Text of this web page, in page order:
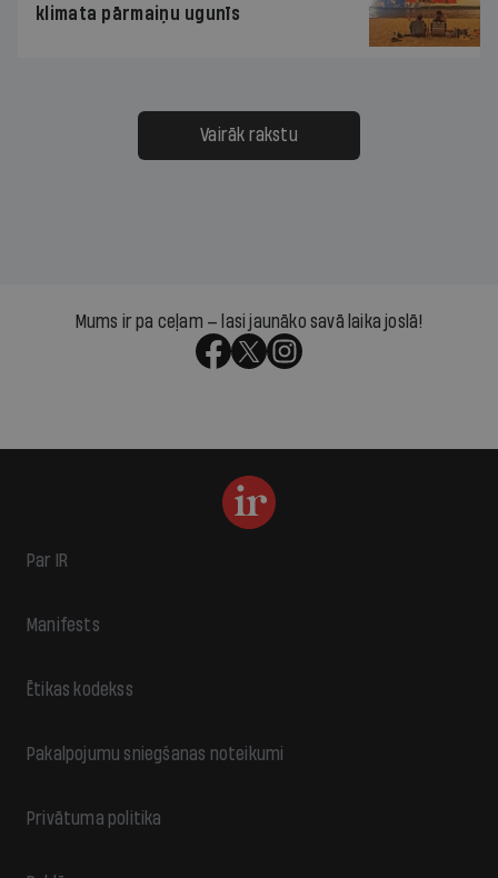
klimata pārmaiņu ugunīs
Vairāk rakstu
Mums ir pa ceļam — lasi jaunāko savā laika joslā!
Par IR
Manifests
Ētikas kodekss
Pakalpojumu sniegšanas noteikumi
Privātuma politika